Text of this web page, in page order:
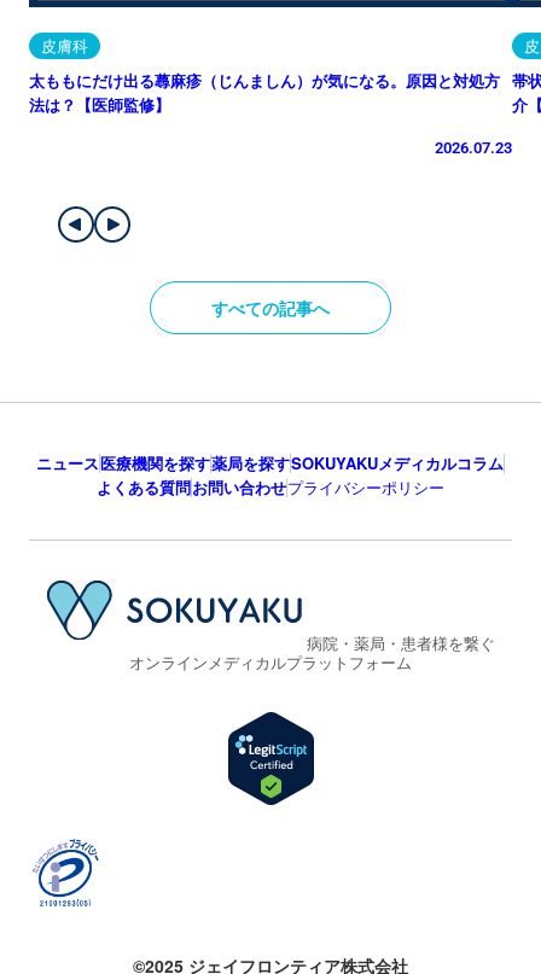
皮膚科
太ももにだけ出る蕁麻疹（じんましん）が気になる。原因と対処方
法は？【医師監修】
2026.07.23
帯
介
すべての記事へ
ニュース医療機関を探す薬局を探すSOKUYAKUメディカルコラム
よくある質問お問い合わせプライバシーポリシー
病院・薬局・患者様を繋ぐ
オンラインメディカルプラットフォーム
©2025 ジェイフロンティア株式会社